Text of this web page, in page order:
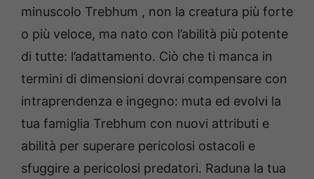
minuscolo Trebhum , non la creatura più forte
o più veloce, ma nato con l’abilità più potente
di tutte: l’adattamento. Ciò che ti manca in
termini di dimensioni dovrai compensare con
intraprendenza e ingegno: muta ed evolvi la
tua famiglia Trebhum con nuovi attributi e
abilità per superare pericolosi ostacoli e
sfuggire a pericolosi predatori. Raduna la tua